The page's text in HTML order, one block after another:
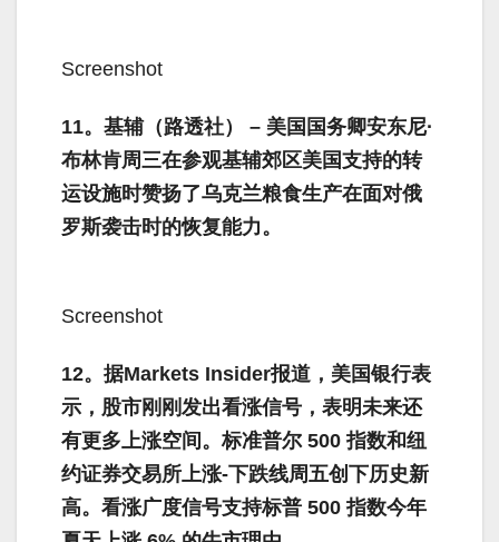
Screenshot
11。基辅（路透社） – 美国国务卿安东尼·
布林肯周三在参观基辅郊区美国支持的转
运设施时赞扬了乌克兰粮食生产在面对俄
罗斯袭击时的恢复能力。
Screenshot
12。据Markets Insider报道，美国银行表
示，股市刚刚发出看涨信号，表明未来还
有更多上涨空间。标准普尔 500 指数和纽
约证券交易所上涨-下跌线周五创下历史新
高。看涨广度信号支持标普 500 指数今年